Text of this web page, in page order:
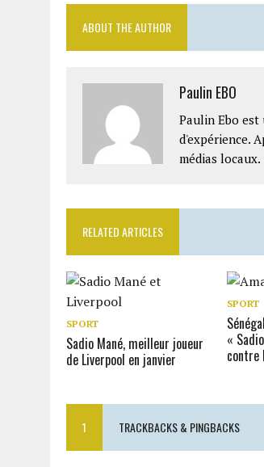
ABOUT THE AUTHOR
Paulin EBO
Paulin Ebo
d'expérience.
médias locaux.
RELATED ARTICLES
SPORT
Sadio Mané, meilleur joueur
de Liverpool en janvier
SPORT
«
contre
1 TRACKBACKS & PINGBACKS